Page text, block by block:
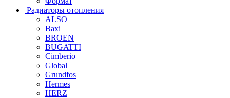
Радиаторы отопления
ALSO
Baxi
BROEN
BUGATTI
Cimberio
Global
Grundfos
Hermes
HERZ